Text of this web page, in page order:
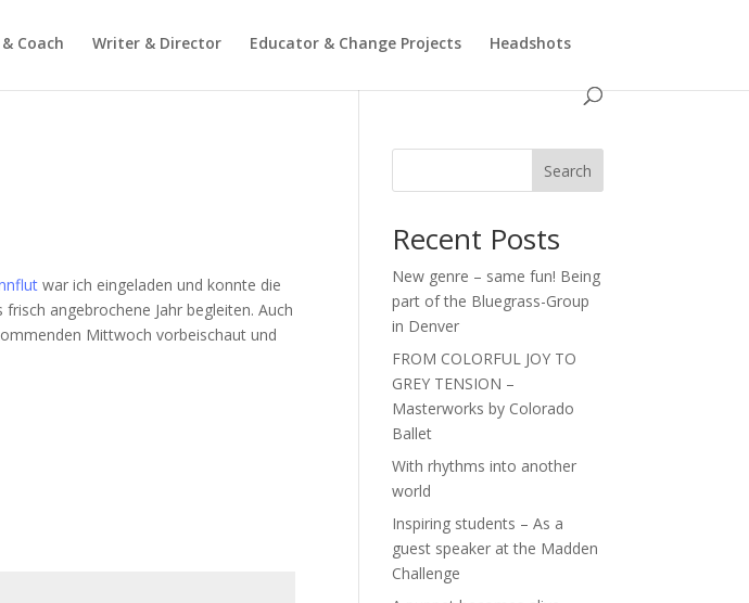
Coach Writer & Director Educator & Change Projects Headshots
war ich eingeladen und konnte die
angebrochene Jahr begleiten. Auch
Mittwoch vorbeischaut und
Search
Recent Posts
New genre – same fun! Being
part of the Bluegrass-Group
in Denver
FROM COLORFUL JOY TO
GREY TENSION –
Masterworks by Colorado
Ballet
With rhythms into another
world
Inspiring students – As a
guest speaker at the Madden
Challenge